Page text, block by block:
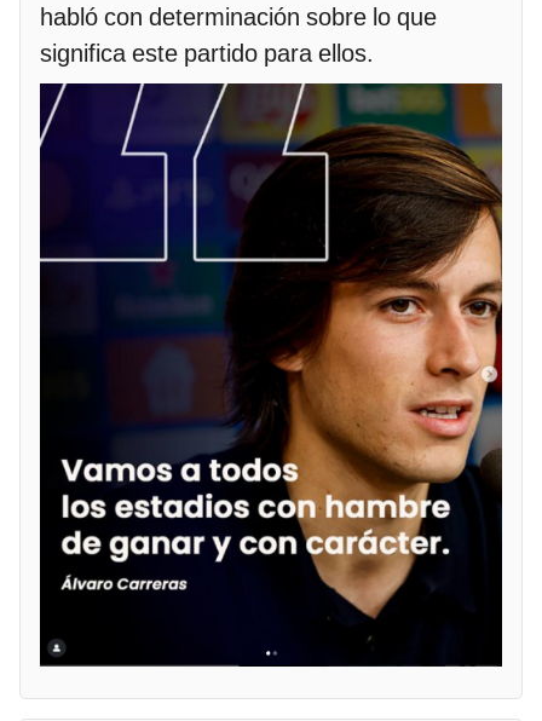
habló con determinación sobre lo que
significa este partido para ellos.